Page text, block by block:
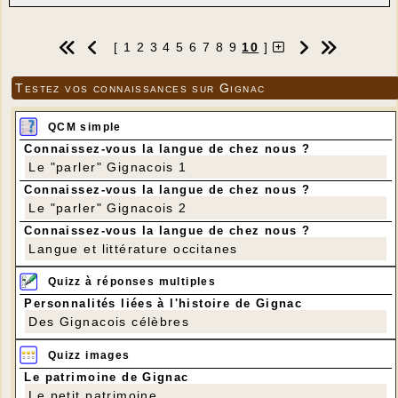
Tél : 07 87 40 88 64
---
[ 1 2 3 4 5 6 7 8 9 10 ]
Testez vos connaissances sur Gignac
QCM simple
Connaissez-vous la langue de chez nous ?
Le "parler" Gignacois 1
Connaissez-vous la langue de chez nous ?
Le "parler" Gignacois 2
Connaissez-vous la langue de chez nous ?
Langue et littérature occitanes
Quizz à réponses multiples
Personnalités liées à l'histoire de Gignac
Des Gignacois célèbres
Quizz images
Le patrimoine de Gignac
Le petit patrimoine